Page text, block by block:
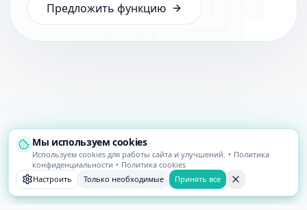
Предложить функцию
Мы используем cookies
Используем cookies для работы сайта и улучшений. • Политика
конфиденциальности • Политика cookies
Настроить
Только необходимые Принять все